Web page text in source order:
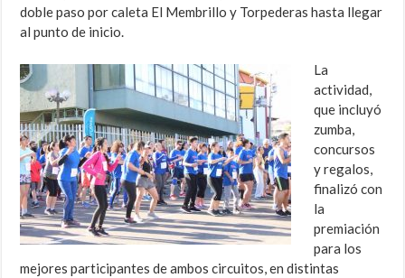
doble paso por caleta El Membrillo y Torpederas hasta llegar
al punto de inicio.
La
actividad,
que incluyó
zumba,
concursos
y regalos,
finalizó con
la
premiación
para los
mejores participantes de ambos circuitos, en distintas